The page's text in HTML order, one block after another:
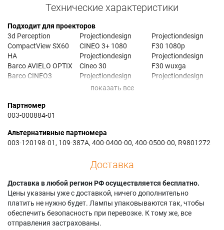
Технические характеристики
Подходит для проекторов
3d Perception
CompactView SX60
HA
Barco AVIELO OPTIX
Barco CINEO3
Barco CNWU-61B
Barco CNWU-81B
Barco CRPN-52B
Barco CRPN-62B
Barco F3 SX+
Barco F3 XGA
Barco F30
Barco F32 sx+
Barco FL32 WUXGA
Projectiondesign
CINEO 3+ 1080
Projectiondesign
Cineo 30
Projectiondesign
Cineo 30 1080
Projectiondesign
Cineo 35
cineo3+
cineo3+ 1080
Projectiondesign
cineo30 1080
Projectiondesign
cineo30 720
Projectiondesign
F30 1080p
Projectiondesign
F30 wuxga
Projectiondesign
F32 1080p
F32 WUXGA
Projectiondesign
F35
Projectiondesign
Партномер
003-000884-01
Альтернативные партномера
003-120198-01, 109-387A, 400-0400-00, 400-0500-00, R9801272
Доставка
Доставка в любой регион РФ осуществляется бесплатно.
Цены указаны уже с доставкой, ничего дополнительно
платить не нужно будет. Лампы упаковываются так, чтобы
обеспечить безопасность при перевозке. К тому же, все
отправления застрахованы.